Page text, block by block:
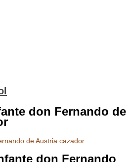
don Fernando de
de Austria cazador
don Fernando